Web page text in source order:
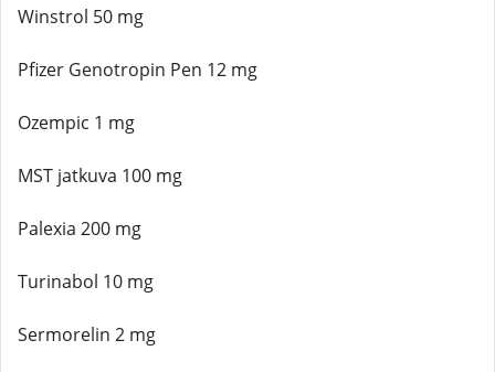
Winstrol 50 mg
Pfizer Genotropin Pen 12 mg
Ozempic 1 mg
MST jatkuva 100 mg
Palexia 200 mg
Turinabol 10 mg
Sermorelin 2 mg